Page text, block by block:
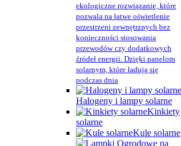
ekologiczne rozwiązanie, które
pozwala na łatwe oświetlenie
przestrzeni zewnętrznych bez
konieczności stosowania
przewodów czy dodatkowych
źródeł energii. Dzięki panelom
solarnym, które ładują się
podczas dnia
Halogeny i lampy solarne
Kinkiety
solarne
Kule solarne